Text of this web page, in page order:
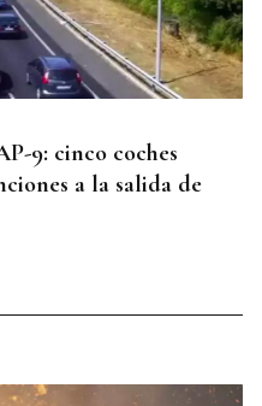
9: cinco coches
a la salida de